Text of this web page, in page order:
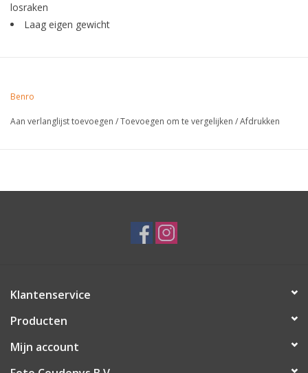
losraken
Laag eigen gewicht
Benro
Aan verlanglijst toevoegen /Toevoegen om te vergelijken /Afdrukken
Klantenservice
Producten
Mijn account